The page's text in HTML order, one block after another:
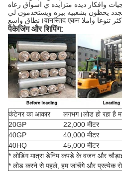
وافكار ديده متزايده ي اسواق رعاه
يحظون بشعبيه بيره ويستخدمون لي
पैकेजिंग और शिपिंग:
कंटेनर का आकार लगभग।लोड हो रहा है
20GP
22,000 मीटर
40GP
40,000 मीटर
40HQ
45,000 मीटर
* लोडिंग मात्रा डेनिम कपड़े के वजन और
* लोड करने से पहले, हम जांचेंगे और प्रत्येक